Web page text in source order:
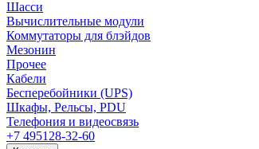
Шасси
Вычислительные модули
Коммутаторы для блэйдов
Мезонин
Прочее
Кабели
Бесперебойники (UPS)
Шкафы, Рельсы, PDU
Телефония и видеосвязь
+7 495128-32-60